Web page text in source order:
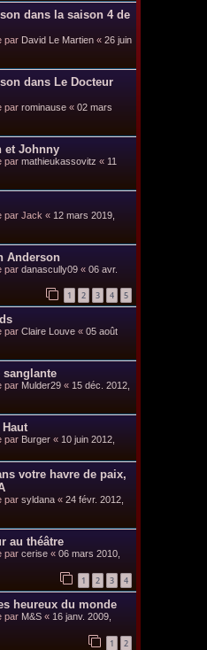
dans la saison 4 de
par David Le Martien « 26 juin
dans Le Docteur
par rominause « 02 mars
et Johnny
par mathieukassovitz « 11
par Jack « 12 mars 2019,
Anderson
par danascully09 « 06 avr.
1 2 3 4 5
par Claire Louve « 05 août
sanglante
par Mulder29 « 15 déc. 2012,
par Burger « 10 juin 2012,
votre havre de paix,
par syldana « 24 févr. 2012,
au théâtre
par cerise « 06 mars 2010,
1 2 3 4
heureux du monde
par M&S « 16 janv. 2009,
1 2